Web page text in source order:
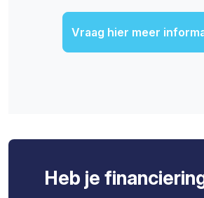
Vraag hier meer
Heb je